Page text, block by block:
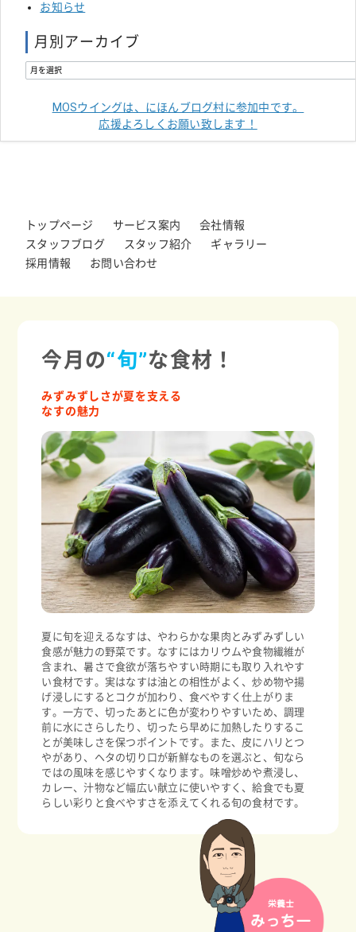
お知らせ
月別アーカイブ
MOSウイングは、にほんブログ村に参加中です。
応援よろしくお願い致します！
トップページ サービス案内
会社情報
スタッフブログ
スタッフ紹介
ギャラリー
採用情報
お問い合わせ
今月の“旬”な食材！
みずみずしさが夏を支える
なすの魅力
夏に旬を迎えるなすは、やわらかな果肉とみずみずしい
食感が魅力の野菜です。なすにはカリウムや食物繊維が
含まれ、暑さで食欲が落ちやすい時期にも取り入れやす
い食材です。実はなすは油との相性がよく、炒め物や揚
げ浸しにするとコクが加わり、食べやすく仕上がりま
す。一方で、切ったあとに色が変わりやすいため、調理
前に水にさらしたり、切ったら早めに加熱したりするこ
とが美味しさを保つポイントです。また、皮にハリとつ
やがあり、ヘタの切り口が新鮮なものを選ぶと、旬なら
ではの風味を感じやすくなります。味噌炒めや煮浸し、
カレー、汁物など幅広い献立に使いやすく、給食でも夏
らしい彩りと食べやすさを添えてくれる旬の食材です。